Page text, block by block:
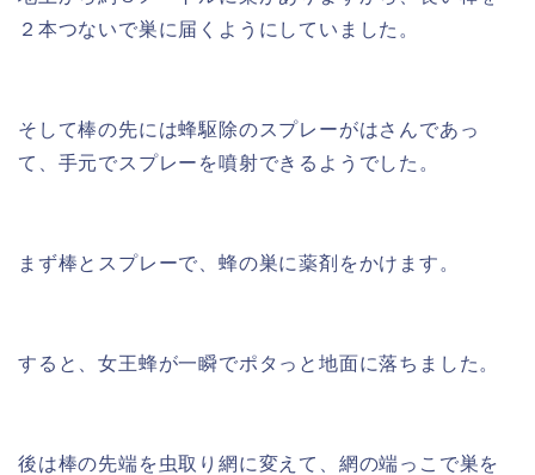
２本つないで巣に届くようにしていました。
そして棒の先には蜂駆除のスプレーがはさんであっ
て、手元でスプレーを噴射できるようでした。
まず棒とスプレーで、蜂の巣に薬剤をかけます。
すると、女王蜂が一瞬でポタっと地面に落ちました。
後は棒の先端を虫取り網に変えて、網の端っこで巣を